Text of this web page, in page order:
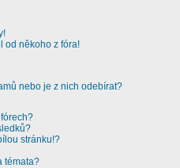
od někoho z fóra!
nebo je z nich odebírat?
stránku!?
témata?